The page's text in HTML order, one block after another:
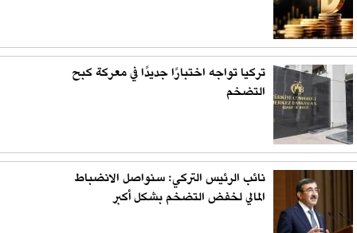
تركيا تواجه اختبارًا جديدًا في معركة كبح
التضخم
نائب الرئيس التركي: سنواصل الانضباط
المالي لخفض التضخم بشكل أكبر